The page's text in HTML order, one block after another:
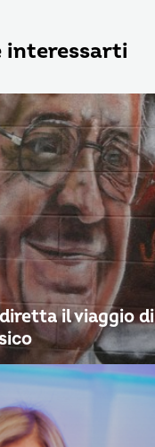
interessarti
il viaggio di